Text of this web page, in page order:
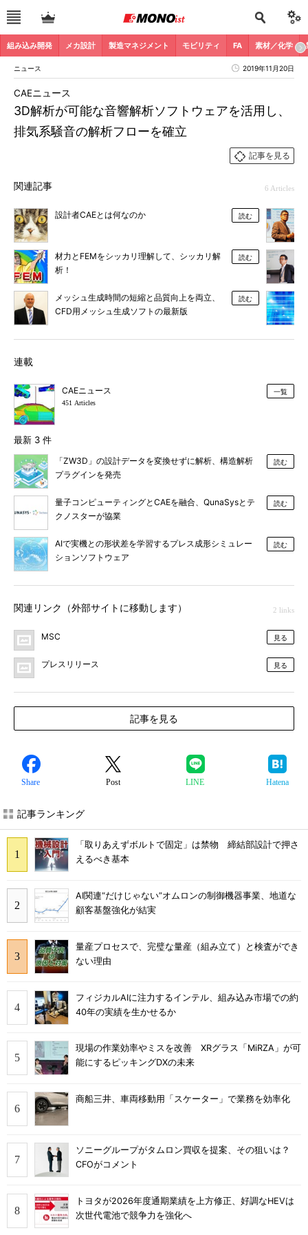
組み込み開発 メカ設計 製造マネジメント モビリティ FA 素材／化学
ニュース 2019年11月20日
3D解析が可能な音響解析ソフトウェアを活用し、
排気系騒音の解析フローを確立
CAEニュース
記事を見る
関連記事 6 Articles
設計者CAEとは何なのか 読む
材力とFEMをシッカリ理解して、シッカリ解
析！
読む
メッシュ生成時間の短縮と品質向上を両立、
CFD用メッシュ生成ソフトの最新版
読む
連載
CAEニュース
451 Articles
一覧
最新 3 件
「ZW3D」の設計データを変換せずに解析、構造解析
プラグインを発売
読む
量子コンピューティングとCAEを融合、QunaSysとテ
クノスターが協業
読む
AIで実機との形状差を学習するプレス成形シミュレー
ションソフトウェア
読む
関連リンク（外部サイトに移動します） 2 links
MSC 見る
プレスリリース 見る
記事を見る
Share Post LINE Hatena
記事ランキング
「取りあえずボルトで固定」は禁物 締結部設計で押さ
えるべき基本
AI関連“だけじゃない”オムロンの制御機器事業、地道な
顧客基盤強化が結実
量産プロセスで、完璧な量産（組み立て）と検査ができ
ない理由
フィジカルAIに注力するインテル、組み込み市場での約
40年の実績を生かせるか
現場の作業効率やミスを改善 XRグラス「MiRZA」が可
能にするピッキングDXの未来
商船三井、車両移動用「スケーター」で業務を効率化
ソニーグループがタムロン買収を提案、その狙いは？
CFOがコメント
トヨタが2026年度通期業績を上方修正、好調なHEVは
次世代電池で競争力を強化へ